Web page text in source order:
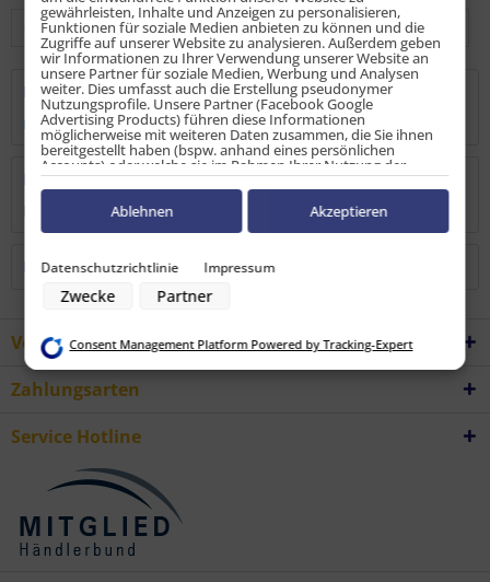
Beschreibung
mehr
Bewertungen
0
Bewertungen lesen, schreiben und diskutieren...mehr
Kunden kauften auch
Vorteile
Zahlungsarten
Service Hotline
gewährleisten, Inhalte und Anzeigen zu personalisieren,
Funktionen für soziale Medien anbieten zu können und die
Zugriffe auf unserer Website zu analysieren. Außerdem geben
wir Informationen zu Ihrer Verwendung unserer Website an
unsere Partner für soziale Medien, Werbung und Analysen
weiter. Dies umfasst auch die Erstellung pseudonymer
Nutzungsprofile. Unsere Partner (Facebook Google
Advertising Products) führen diese Informationen
möglicherweise mit weiteren Daten zusammen, die Sie ihnen
bereitgestellt haben (bspw. anhand eines persönlichen
Accounts) oder welche sie im Rahmen Ihrer Nutzung der
Dienste gesammelt haben (bspw. Nutzungsdaten anderer
Geräte). Ihre Einwilligung zur Nutzung von Cookies und Pixeln
können Sie jederzeit widerrufen, indem Sie auf den
Datenschutz-Button links unten klicken und dort die
Zwecke der Datenverarbeitung durch unsere Partner:
Speichern von oder Zugriff auf Informationen auf einem Endgerät
Verwendung von Profilen zur Auswahl personalisierter Werbung
Verwendung von Profilen zur Auswahl personalisierter Inhalte
Messung der Werbeleistung
Analyse von Zielgruppen durch Statistiken oder Kombinationen von
Daten aus verschiedenen Quellen
Verwendung reduzierter Daten zur Auswahl von Inhalten
Besondere Features:
Verwendung genauer Standortdaten
Endgeräteeigenschaften zur Identifikation aktiv abfragen
Datenschutzrichtlinie Impressum
Zwecke Partner
Ablehnen Akzeptieren
Consent Management Platform Powered by Tracking-Expert